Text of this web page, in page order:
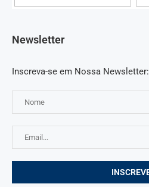
Newsletter
Inscreva-se em Nossa Newsletter: